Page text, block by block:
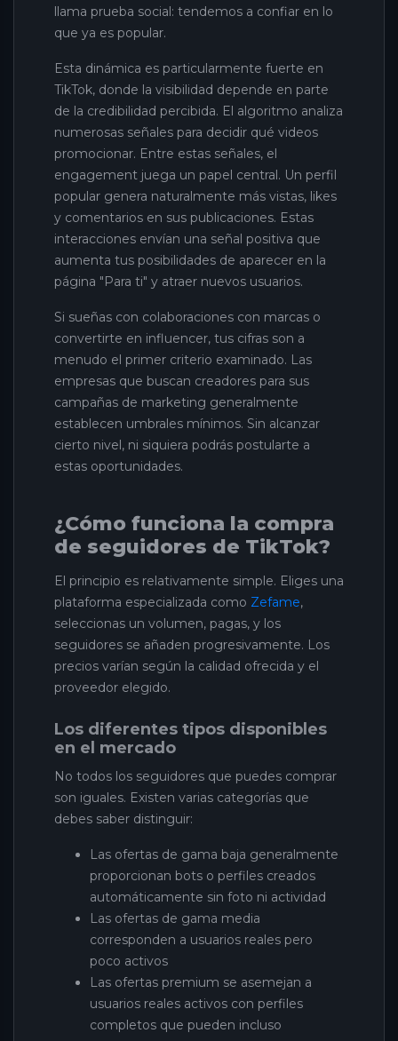
llama prueba social: tendemos a confiar en lo
que ya es popular.
Esta dinámica es particularmente fuerte en
TikTok, donde la visibilidad depende en parte
de la credibilidad percibida. El algoritmo analiza
numerosas señales para decidir qué videos
promocionar. Entre estas señales, el
engagement juega un papel central. Un perfil
popular genera naturalmente más vistas, likes
y comentarios en sus publicaciones. Estas
interacciones envían una señal positiva que
aumenta tus posibilidades de aparecer en la
página "Para ti" y atraer nuevos usuarios.
Si sueñas con colaboraciones con marcas o
convertirte en influencer, tus cifras son a
menudo el primer criterio examinado. Las
empresas que buscan creadores para sus
campañas de marketing generalmente
establecen umbrales mínimos. Sin alcanzar
cierto nivel, ni siquiera podrás postularte a
estas oportunidades.
¿Cómo funciona la compra
de seguidores de TikTok?
El principio es relativamente simple. Eliges una
plataforma especializada como Zefame,
seleccionas un volumen, pagas, y los
seguidores se añaden progresivamente. Los
precios varían según la calidad ofrecida y el
proveedor elegido.
Los diferentes tipos disponibles
en el mercado
No todos los seguidores que puedes comprar
son iguales. Existen varias categorías que
debes saber distinguir:
Las ofertas de gama baja generalmente
proporcionan bots o perfiles creados
automáticamente sin foto ni actividad
Las ofertas de gama media
corresponden a usuarios reales pero
poco activos
Las ofertas premium se asemejan a
usuarios reales activos con perfiles
completos que pueden incluso